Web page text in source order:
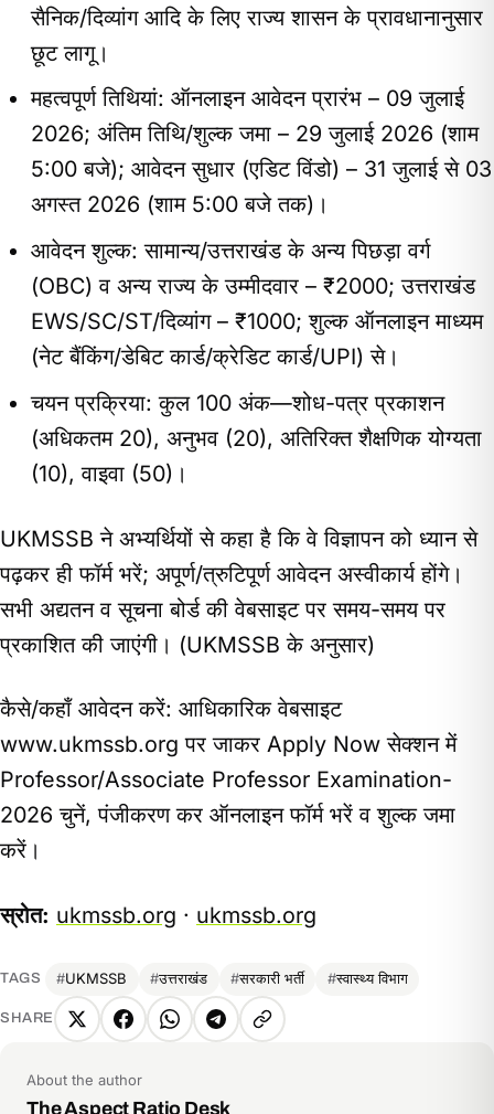
सैनिक/दिव्यांग आदि के लिए राज्य शासन के प्रावधानानुसार
छूट लागू।
महत्वपूर्ण तिथियां: ऑनलाइन आवेदन प्रारंभ – 09 जुलाई
2026; अंतिम तिथि/शुल्क जमा – 29 जुलाई 2026 (शाम
5:00 बजे); आवेदन सुधार (एडिट विंडो) – 31 जुलाई से 03
अगस्त 2026 (शाम 5:00 बजे तक)।
आवेदन शुल्क: सामान्य/उत्तराखंड के अन्य पिछड़ा वर्ग
(OBC) व अन्य राज्य के उम्मीदवार – ₹2000; उत्तराखंड
EWS/SC/ST/दिव्यांग – ₹1000; शुल्क ऑनलाइन माध्यम
(नेट बैंकिंग/डेबिट कार्ड/क्रेडिट कार्ड/UPI) से।
चयन प्रक्रिया: कुल 100 अंक—शोध-पत्र प्रकाशन
(अधिकतम 20), अनुभव (20), अतिरिक्त शैक्षणिक योग्यता
(10), वाइवा (50)।
UKMSSB ने अभ्यर्थियों से कहा है कि वे विज्ञापन को ध्यान से
पढ़कर ही फॉर्म भरें; अपूर्ण/त्रुटिपूर्ण आवेदन अस्वीकार्य होंगे।
सभी अद्यतन व सूचना बोर्ड की वेबसाइट पर समय-समय पर
प्रकाशित की जाएंगी। (UKMSSB के अनुसार)
कैसे/कहाँ आवेदन करें: आधिकारिक वेबसाइट
www.ukmssb.org पर जाकर Apply Now सेक्शन में
Professor/Associate Professor Examination-
2026 चुनें, पंजीकरण कर ऑनलाइन फॉर्म भरें व शुल्क जमा
करें।
स्रोत: ukmssb.org · ukmssb.org
TAGS UKMSSB उत्तराखंड सरकारी भर्ती स्वास्थ्य विभाग
SHARE
X FacebookWhatsApp
Telegram
Copy
About the author
The Aspect Ratio Desk